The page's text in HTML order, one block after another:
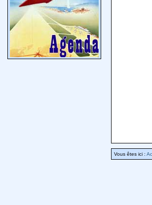
Vous êtes ici :